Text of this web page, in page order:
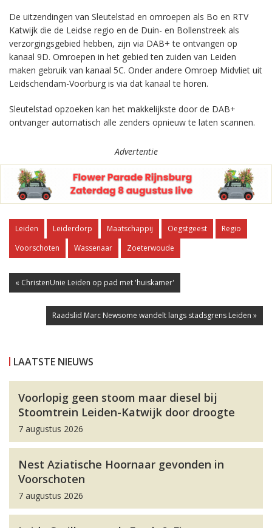
De uitzendingen van Sleutelstad en omroepen als Bo en RTV
Katwijk die de Leidse regio en de Duin- en Bollenstreek als
verzorgingsgebied hebben, zijn via DAB+ te ontvangen op
kanaal 9D. Omroepen in het gebied ten zuiden van Leiden
maken gebruik van kanaal 5C. Onder andere Omroep Midvliet uit
Leidschendam-Voorburg is via dat kanaal te horen.
Sleutelstad opzoeken kan het makkelijkste door de DAB+
ontvanger automatisch alle zenders opnieuw te laten scannen.
Advertentie
Leiden Leiderdorp Maatschappij Oegstgeest
Regio
Voorschoten
Wassenaar Zoeterwoude
« ChristenUnie Leiden op pad met 'huiskamer'
Raadslid Marc Newsome wandelt langs stadsgrens Leiden »
LAATSTE NIEUWS
Voorlopig geen stoom maar diesel bij
Stoomtrein Leiden-Katwijk door droogte
7 augustus 2026
Nest Aziatische Hoornaar gevonden in
Voorschoten
7 augustus 2026